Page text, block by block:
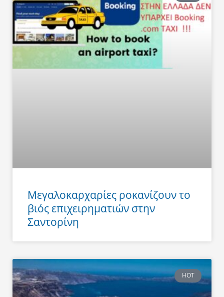
Μεγαλοκαρχαρίες ροκανίζουν το
βιός επιχειρηματιών στην
Σαντορίνη
HOT